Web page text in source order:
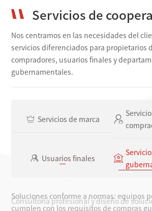
Servicios de
Nos centramos en las necesidades del
servicios diferenciados para propietarios
compradores, usuarios finales y
gubernamentales.
Servicios de marca
Usuarios finales
Soluciones conforme a normas: equipos
cumplen con los requisitos de compras